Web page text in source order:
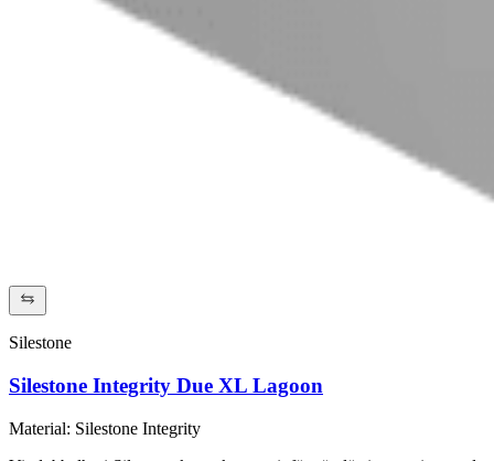
Silestone
Silestone Integrity Due XL Lagoon
Material: Silestone Integrity